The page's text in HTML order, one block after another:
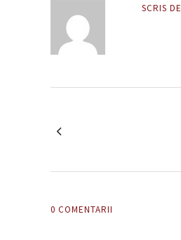
SCRIS DE
0 COMENTARII